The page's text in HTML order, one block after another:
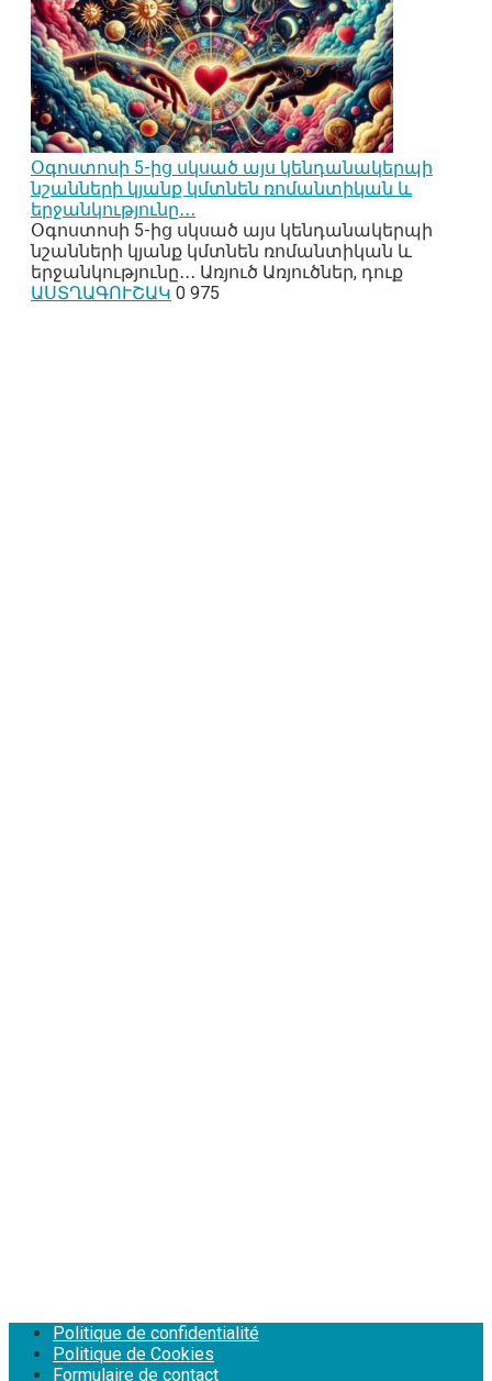
Օգոստոսի 5-ից սկսած այս կենդանակերպի
նշանների կյանք կմտնեն ռոմանտիկան և
երջանկությունը․․․
Օգոստոսի 5-ից սկսած այս կենդանակերպի
նշանների կյանք կմտնեն ռոմանտիկան և
երջանկությունը․․․ Առյուծ Առյուծներ, դուք
ԱՍՏՂԱԳՈՒՇԱԿ 0 975
Politique de confidentialité
Politique de Cookies
Formulaire de contact